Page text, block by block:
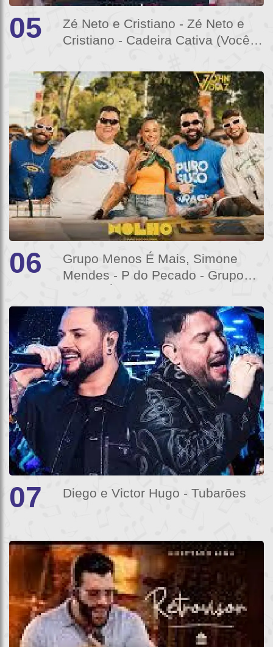
05
Zé Neto e Cristiano - Zé Neto e
Cristiano - Cadeira Cativa (Vocês
06
Grupo Menos É Mais, Simone
Mendes - P do Pecado - Grupo
P do Pecado
07 Diego e Victor Hugo - Tubarões